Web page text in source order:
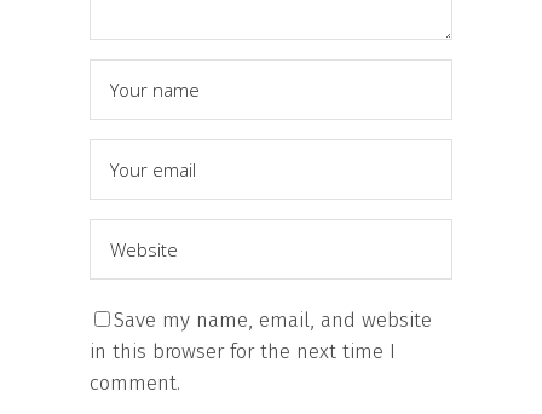
Save my name, email, and website
in this browser for the next time I
comment.